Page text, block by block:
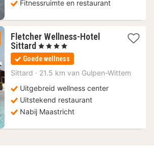
Fitnessruimte en restaurant
Fletcher Wellness-Hotel
Sittard 1
nacht
vanaf
73
, 4 Sterren
Goede wellness
Sittard · 21.5 km van Gulpen-Wittem
Uitgebreid wellness center
Uitstekend restaurant
Nabij Maastricht